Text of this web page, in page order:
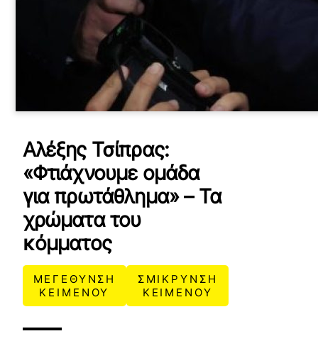
Αλέξης Τσίπρας:
«Φτιάχνουμε ομάδα
για πρωτάθλημα» – Τα
χρώματα του
κόμματος
ΜΕΓΕΘΥΝΣΗ
ΚΕΙΜΕΝΟΥ
ΣΜΙΚΡΥΝΣΗ
ΚΕΙΜΕΝΟΥ